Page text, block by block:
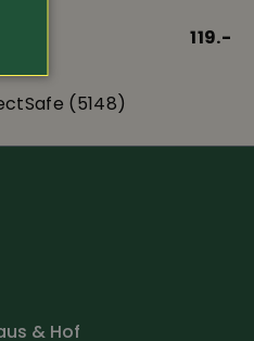
119.-
(5148)
& Hof